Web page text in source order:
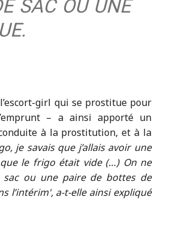
SAC OU UNE
girl qui se prostitue pour
– a ainsi apporté un
à la prostitution, et à la
je savais que j’allais avoir une
le frigo était vide (…) On ne
ou une paire de bottes de
l’intérim, a-t-elle ainsi expliqué